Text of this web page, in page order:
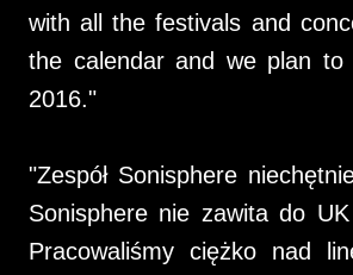
with all the festivals and
the calendar and we plan
2016."
"Zespół Sonisphere
Sonisphere nie zawita do
Pracowaliśmy ciężko nad